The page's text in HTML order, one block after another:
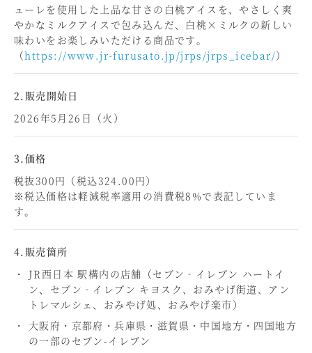
ューレを使用した上品な甘さの白桃アイスを、やさしく爽
やかなミルクアイスで包み込んだ、白桃×ミルクの新しい
味わいをお楽しみいただける商品です。
（https://www.jr-furusato.jp/jrps/jrps_icebar/）
2.販売開始日
2026年5月26日（火）
3.価格
税抜300円（税込324.00円）
※税込価格は軽減税率適用の消費税8%で表記していま
す。
4.販売箇所
JR西日本 駅構内の店舗（セブン‐イレブン ハートイ
ン、セブン‐イレブン キヨスク、おみやげ街道、アン
トレマルシェ、おみやげ処、おみやげ楽市）
大阪府・京都府・兵庫県・滋賀県・中国地方・四国地方
の一部のセブン-イレブン